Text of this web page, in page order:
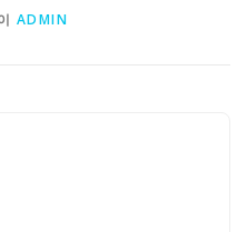
ADMIN